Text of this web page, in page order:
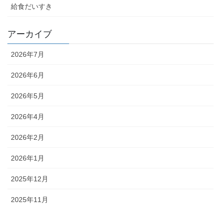
給食だいすき
アーカイブ
2026年7月
2026年6月
2026年5月
2026年4月
2026年2月
2026年1月
2025年12月
2025年11月